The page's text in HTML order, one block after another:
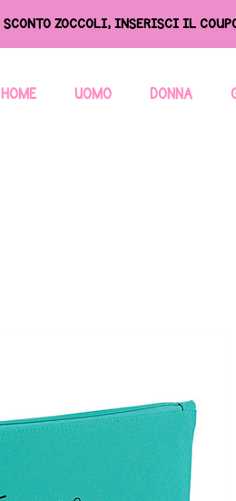
SCONTO ZOCCOLI, INSERISCI IL
HOME UOMO DONNA